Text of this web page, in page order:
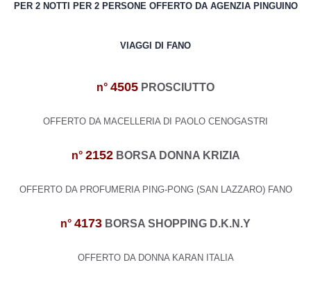
PER 2 NOTTI PER 2 PERSONE OFFERTO DA AGENZIA PINGUINO
VIAGGI DI FANO
n° 4505 PROSCIUTTO
OFFERTO DA MACELLERIA DI PAOLO CENOGASTRI
n° 2152 BORSA DONNA KRIZIA
OFFERTO DA PROFUMERIA PING-PONG (SAN LAZZARO) FANO
n° 4173 BORSA SHOPPING D.K.N.Y
OFFERTO DA DONNA KARAN ITALIA